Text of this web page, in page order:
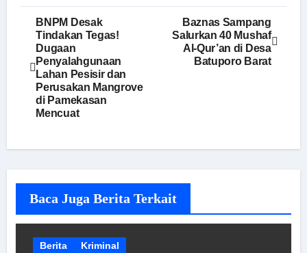
Navigasi
pos
BNPM Desak
Tindakan Tegas!
Dugaan
Penyalahgunaan
Lahan Pesisir dan
Perusakan Mangrove
di Pamekasan
Mencuat
Baznas Sampang
Salurkan 40 Mushaf
Al-Qur’an di Desa
Batuporo Barat
Baca Juga Berita Terkait
Berita Kriminal